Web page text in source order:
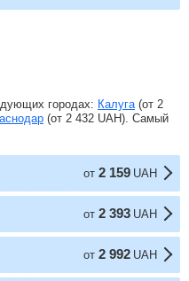
городах: Калуга (от 2
(от 2 432 UAH). Самый
от 2 159 UAH
от 2 393 UAH
от 2 992 UAH